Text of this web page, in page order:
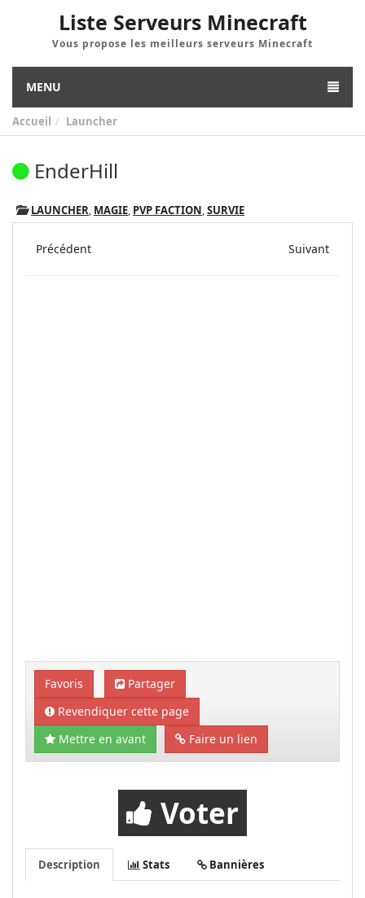
Liste Serveurs Minecraft
Vous propose les meilleurs serveurs Minecraft
MENU
Accueil Launcher
EnderHill
LAUNCHER, MAGIE, PVP FACTION,SURVIE
Précédent Suivant
Favoris
Partager
Revendiquer cette page
Mettre en avant
Faire un lien
Voter
Description Stats Bannières